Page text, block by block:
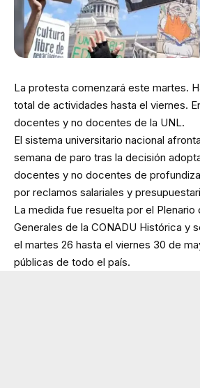
La protesta comenzará este martes.
total de actividades hasta el viernes.
docentes y no docentes de la UNL.
El sistema universitario nacional
semana de paro tras la decisión
docentes y no docentes de
por reclamos salariales y
La medida fue resuelta por el Plenario
Generales de la CONADU Histórica y
el martes 26 hasta el viernes 30 de
públicas de todo el país.